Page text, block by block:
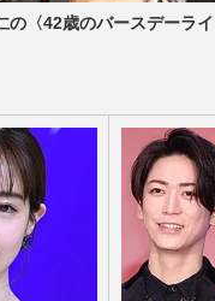
の〈42歳のバースデーラ